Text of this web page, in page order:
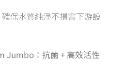
保水質純淨不損害下游設
Jumbo：抗菌 + 高效活性